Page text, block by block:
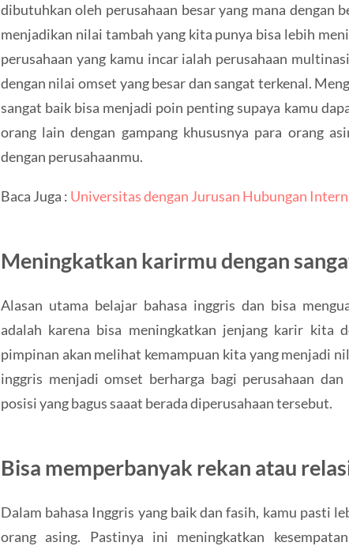
dibutuhkan oleh perusahaan besar yang mana dengan
menjadikan nilai tambah yang kita punya bisa lebih
perusahaan yang kamu incar ialah perusahaan
dengan nilai omset yang besar dan sangat terkenal.
sangat baik bisa menjadi poin penting supaya kamu
orang lain dengan gampang khususnya para orang
dengan perusahaanmu.
Baca Juga : Universitas dengan Jurusan Hubungan
Meningkatkan karirmu dengan
Alasan utama belajar bahasa inggris dan bisa
adalah karena bisa meningkatkan jenjang karir kita
pimpinan akan melihat kemampuan kita yang menjadi
inggris menjadi omset berharga bagi perusahaan
posisi yang bagus saaat berada diperusahaan tersebut.
Bisa memperbanyak rekan atau
Dalam bahasa Inggris yang baik dan fasih, kamu pasti
orang asing. Pastinya ini meningkatkan